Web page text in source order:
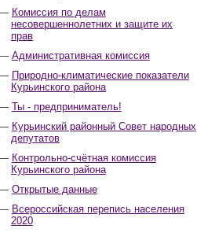
Комиссия по делам
несовершеннолетних и защите их
прав
Административная комиссия
Природно-климатические показатели
Курьинского района
Ты - предприниматель!
Курьинский районный Совет народных
депутатов
Контрольно-счётная комиссия
Курьинского района
Открытые данные
Всероссийская перепись населения
2020